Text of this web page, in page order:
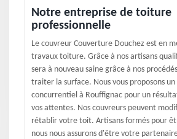
Notre entreprise de toiture
professionnelle
Le couvreur Couverture Douchez est en
travaux toiture. Grâce à nos artisans
sera à nouveau saine grâce à nos
traiter la surface. Nous vous proposons
concurrentiel à Rouffignac pour un
vos attentes. Nos couvreurs peuvent
rétablir votre toit. Artisans formés pour
nous nous assurons d'être votre